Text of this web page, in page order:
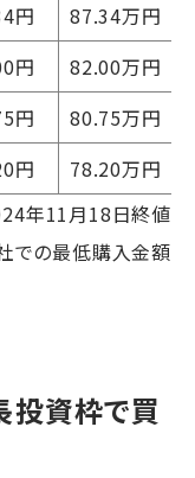
円
87.34万円
円
82.00万円
円
80.75万円
円
78.20万円
年11月18日終値
での最低購入金額
投資枠で買